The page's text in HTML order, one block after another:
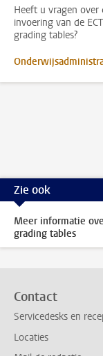
Heeft u vragen over
invoering van de
grading tables?
Zie ook
Meer informatie
grading tables
Contact
Servicedesks en
Locaties